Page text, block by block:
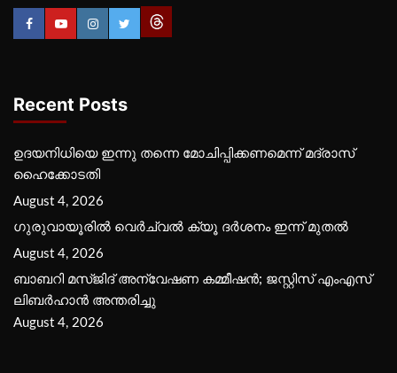
Recent Posts
ഉദയനിധിയെ ഇന്നു തന്നെ മോചിപ്പിക്കണമെന്ന് മദ്രാസ്
ഹൈക്കോടതി
August 4, 2026
ഗുരുവായൂരില്‍ വെര്‍ച്വല്‍ ക്യൂ ദര്‍ശനം ഇന്ന് മുതല്‍
August 4, 2026
ബാബറി മസ്ജിദ് അന്വേഷണ കമ്മീഷന്‍; ജസ്റ്റിസ് എംഎസ്
ലിബര്‍ഹാന്‍ അന്തരിച്ചു
August 4, 2026